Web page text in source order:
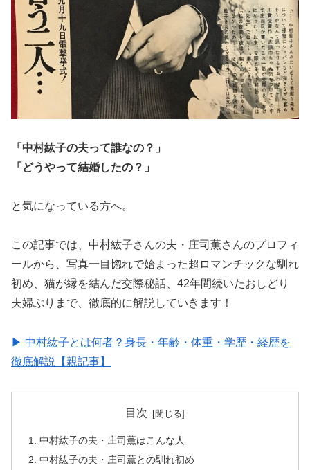
「中村紘子の夫って誰なの？」
「どうやって結婚したの？」
と気になっている方へ。
この記事では、中村紘子さんの夫・庄司薫さんのプロフィ
ールから、写真一目惚れで始まった超ロマンチックな馴れ
初め、猫が縁を結んだ交際秘話、42年間続いたおしどり
夫婦ぶりまで、徹底的に解説していきます！
▶ 中村紘子とは何者？身長・年齢・体重・学歴・経歴を
徹底解説【親記事】
目次
中村紘子の夫・庄司薫はこんな人
中村紘子の夫・庄司薫との馴れ初め